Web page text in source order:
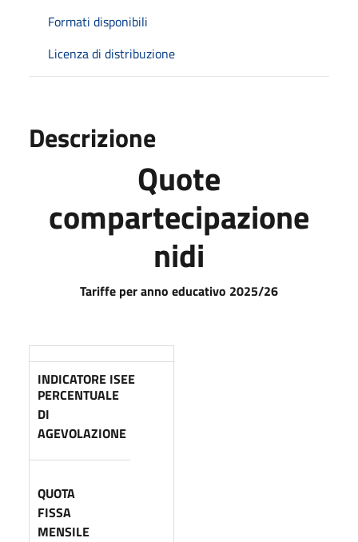
Formati disponibili
Licenza di distribuzione
Descrizione
Quote
compartecipazione
nidi
Tariffe per anno educativo 2025/26
INDICATORE ISEE
PERCENTUALE
DI
AGEVOLAZIONE
QUOTA
FISSA
MENSILE